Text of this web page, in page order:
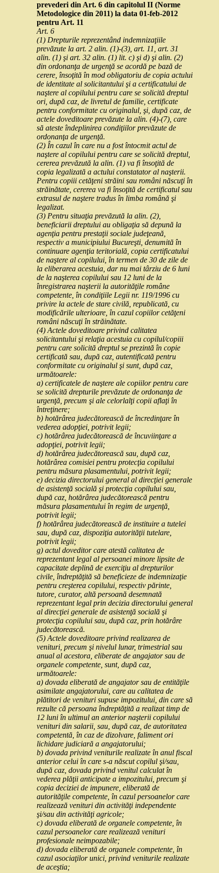
prevederi din Art. 6 din capitolul II (Norme
Metodologice din 2011) la data 01-feb-2012
pentru Art. 11
Art. 6
(1) Drepturile reprezentând indemnizaţiile
prevăzute la art. 2 alin. (1)-(3), art. 11, art. 31
alin. (1) şi art. 32 alin. (1) lit. c) şi d) şi alin. (2)
din ordonanţa de urgenţă se acordă pe bază de
cerere, însoţită în mod obligatoriu de copia actului
de identitate al solicitantului şi a certificatului de
naştere al copilului pentru care se solicită dreptul
ori, după caz, de livretul de familie, certificate
pentru conformitate cu originalul, şi, după caz, de
actele doveditoare prevăzute la alin. (4)-(7), care
să ateste îndeplinirea condiţiilor prevăzute de
ordonanţa de urgenţă.
(2) În cazul în care nu a fost întocmit actul de
naştere al copilului pentru care se solicită dreptul,
cererea prevăzută la alin. (1) va fi însoţită de
copia legalizată a actului constatator al naşterii.
Pentru copiii cetăţeni străini sau români născuţi în
străinătate, cererea va fi însoţită de certificatul sau
extrasul de naştere tradus în limba română şi
legalizat.
(3) Pentru situaţia prevăzută la alin. (2),
beneficiarii dreptului au obligaţia să depună la
agenţia pentru prestaţii sociale judeţeană,
respectiv a municipiului Bucureşti, denumită în
continuare agenţia teritorială, copia certificatului
de naştere al copilului, în termen de 30 de zile de
la eliberarea acestuia, dar nu mai târziu de 6 luni
de la naşterea copilului sau 12 luni de la
înregistrarea naşterii la autorităţile române
competente, în condiţiile Legii nr. 119/1996 cu
privire la actele de stare civilă, republicată, cu
modificările ulterioare, în cazul copiilor cetăţeni
români născuţi în străinătate.
(4) Actele doveditoare privind calitatea
solicitantului şi relaţia acestuia cu copilul/copiii
pentru care solicită dreptul se prezintă în copie
certificată sau, după caz, autentificată pentru
conformitate cu originalul şi sunt, după caz,
următoarele:
a) certificatele de naştere ale copiilor pentru care
se solicită drepturile prevăzute de ordonanţa de
urgenţă, precum şi ale celorlalţi copii aflaţi în
întreţinere;
b) hotărârea judecătorească de încredinţare în
vederea adopţiei, potrivit legii;
c) hotărârea judecătorească de încuviinţare a
adopţiei, potrivit legii;
d) hotărârea judecătorească sau, după caz,
hotărârea comisiei pentru protecţia copilului
pentru măsura plasamentului, potrivit legii;
e) decizia directorului general al direcţiei generale
de asistenţă socială şi protecţia copilului sau,
după caz, hotărârea judecătorească pentru
măsura plasamentului în regim de urgenţă,
potrivit legii;
f) hotărârea judecătorească de instituire a tutelei
sau, după caz, dispoziţia autorităţii tutelare,
potrivit legii;
g) actul doveditor care atestă calitatea de
reprezentant legal al persoanei minore lipsite de
capacitate deplină de exerciţiu al drepturilor
civile, îndreptăţită să beneficieze de indemnizaţie
pentru creşterea copilului, respectiv părinte,
tutore, curator, altă persoană desemnată
reprezentant legal prin decizia directorului general
al direcţiei generale de asistenţă socială şi
protecţia copilului sau, după caz, prin hotărâre
judecătorească.
(5) Actele doveditoare privind realizarea de
venituri, precum şi nivelul lunar, trimestrial sau
anual al acestora, eliberate de angajator sau de
organele competente, sunt, după caz,
următoarele:
a) dovada eliberată de angajator sau de entităţile
asimilate angajatorului, care au calitatea de
plătitori de venituri supuse impozitului, din care să
rezulte că persoana îndreptăţită a realizat timp de
12 luni în ultimul an anterior naşterii copilului
venituri din salarii, sau, după caz, de autoritatea
competentă, în caz de dizolvare, faliment ori
lichidare judiciară a angajatorului;
b) dovada privind veniturile realizate în anul fiscal
anterior celui în care s-a născut copilul şi/sau,
după caz, dovada privind venitul calculat în
vederea plăţii anticipate a impozitului, precum şi
copia deciziei de impunere, eliberată de
autorităţile competente, în cazul persoanelor care
realizează venituri din activităţi independente
şi/sau din activităţi agricole;
c) dovada eliberată de organele competente, în
cazul persoanelor care realizează venituri
profesionale neimpozabile;
d) dovada eliberată de organele competente, în
cazul asociaţilor unici, privind veniturile realizate
de aceştia;